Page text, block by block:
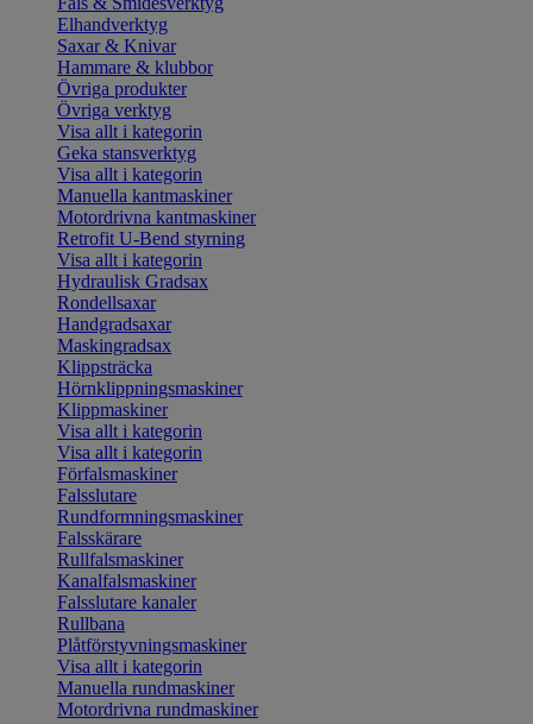
Elhandverktyg
Saxar & Knivar
Hammare & klubbor
Övriga produkter
Övriga verktyg
Visa allt i kategorin
Geka stansverktyg
Visa allt i kategorin
Manuella kantmaskiner
Motordrivna kantmaskiner
Retrofit U-Bend styrning
Visa allt i kategorin
Hydraulisk Gradsax
Rondellsaxar
Handgradsaxar
Maskingradsax
Klippsträcka
Hörnklippningsmaskiner
Klippmaskiner
Visa allt i kategorin
Visa allt i kategorin
Förfalsmaskiner
Falsslutare
Rundformningsmaskiner
Falsskärare
Rullfalsmaskiner
Kanalfalsmaskiner
Falsslutare kanaler
Rullbana
Plåtförstyvningsmaskiner
Visa allt i kategorin
Manuella rundmaskiner
Motordrivna rundmaskiner